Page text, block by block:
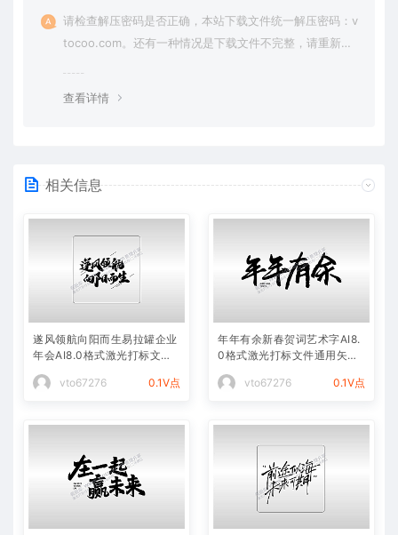
请检查解压密码是否正确，本站下载文件统一解压密码：v
tocoo.com。还有一种情况是下载文件不完整，请重新下
查看详情
相关信息
遂风领航向阳而生易拉罐企业
年会AI8.0格式激光打标文件
vto67276
0.1V点
年年有余新春贺词艺术字AI8.
0格式激光打标文件通用矢量
vto67276
0.1V点